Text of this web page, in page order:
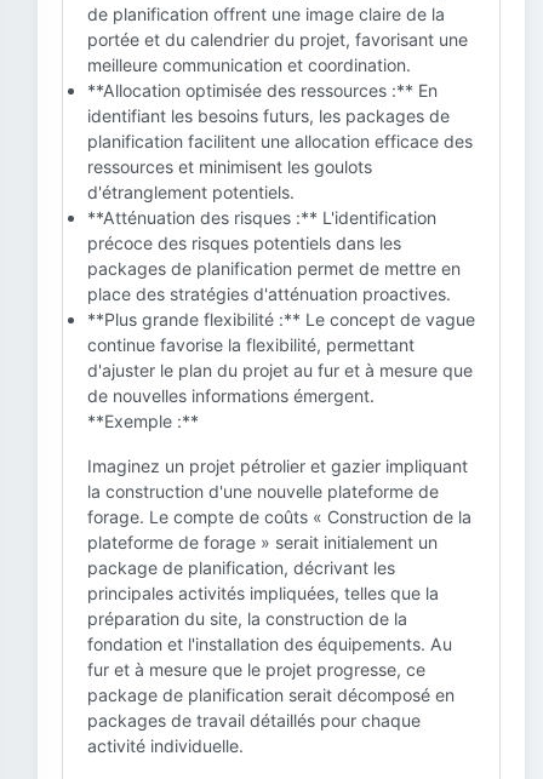
de planification offrent une image claire de la
portée et du calendrier du projet, favorisant une
meilleure communication et coordination.
**Allocation optimisée des ressources :** En
identifiant les besoins futurs, les packages de
planification facilitent une allocation efficace des
ressources et minimisent les goulots
d'étranglement potentiels.
**Atténuation des risques :** L'identification
précoce des risques potentiels dans les
packages de planification permet de mettre en
place des stratégies d'atténuation proactives.
**Plus grande flexibilité :** Le concept de vague
continue favorise la flexibilité, permettant
d'ajuster le plan du projet au fur et à mesure que
de nouvelles informations émergent.
**Exemple :**
Imaginez un projet pétrolier et gazier impliquant
la construction d'une nouvelle plateforme de
forage. Le compte de coûts « Construction de la
plateforme de forage » serait initialement un
package de planification, décrivant les
principales activités impliquées, telles que la
préparation du site, la construction de la
fondation et l'installation des équipements. Au
fur et à mesure que le projet progresse, ce
package de planification serait décomposé en
packages de travail détaillés pour chaque
activité individuelle.